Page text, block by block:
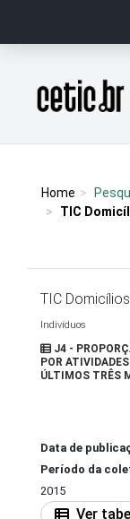
Página inicial
Home
TIC
TIC
Indivíduos
J4 -
POR
ÚLTIMOS TRÊS
Data de
Período da
2015
Ver